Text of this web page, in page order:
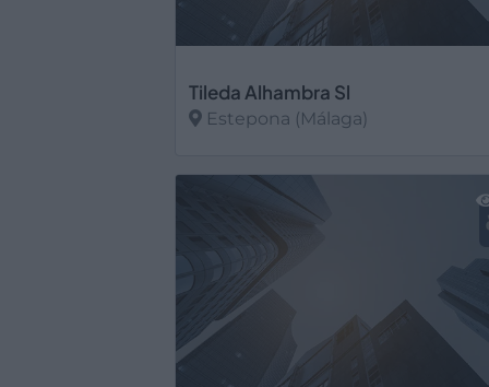
Tileda Alhambra Sl
Estepona (Málaga)